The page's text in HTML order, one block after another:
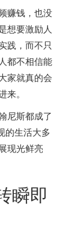
赚钱，也没
想要激励人
践，而不只
都不相信能
家就真的会
。
尼斯都成了
的生活大多
现光鲜亮
瞬即